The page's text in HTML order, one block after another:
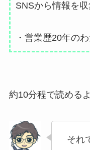
SNSから情報を
・営業歴20年の
約10分程で読める
それ